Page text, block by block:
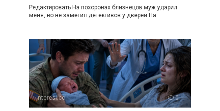
Редактировать На похоронах близнецов муж ударил
меня, но не заметил детективов у дверей На
Interesi.cc 0